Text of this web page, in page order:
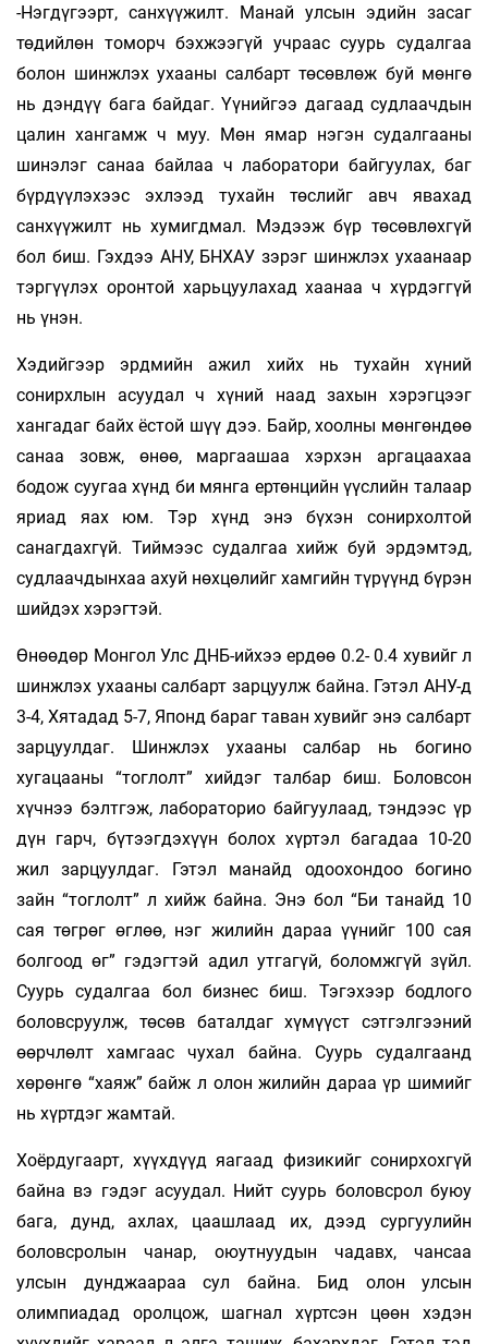
-Нэгдүгээрт, санхүүжилт. Манай улсын эдийн засаг
төдийлөн томорч бэхжээгүй учраас суурь судалгаа
болон шинжлэх ухааны салбарт төсөвлөж буй мөнгө
нь дэндүү бага байдаг. Үүнийгээ дагаад судлаачдын
цалин хангамж ч муу. Мөн ямар нэгэн судалгааны
шинэлэг санаа байлаа ч лаборатори байгуулах, баг
бүрдүүлэхээс эхлээд тухайн төслийг авч явахад
санхүүжилт нь хумигдмал. Мэдээж бүр төсөвлөхгүй
бол биш. Гэхдээ АНУ, БНХАУ зэрэг шинжлэх ухаанаар
тэргүүлэх оронтой харьцуулахад хаанаа ч хүрдэггүй
нь үнэн.
Хэдийгээр эрдмийн ажил хийх нь тухайн хүний
сонирхлын асуудал ч хүний наад захын хэрэгцээг
хангадаг байх ёстой шүү дээ. Байр, хоолны мөнгөндөө
санаа зовж, өнөө, маргаашаа хэрхэн аргацаахаа
бодож суугаа хүнд би мянга ертөнцийн үүслийн талаар
яриад яах юм. Тэр хүнд энэ бүхэн сонирхолтой
санагдахгүй. Тиймээс судалгаа хийж буй эрдэмтэд,
судлаачдынхаа ахуй нөхцөлийг хамгийн түрүүнд бүрэн
шийдэх хэрэгтэй.
Өнөөдөр Монгол Улс ДНБ-ийхээ ердөө 0.2- 0.4 хувийг л
шинжлэх ухааны салбарт зарцуулж байна. Гэтэл АНУ-д
3-4, Хятадад 5-7, Японд бараг таван хувийг энэ салбарт
зарцуулдаг. Шинжлэх ухааны салбар нь богино
хугацааны “тоглолт” хийдэг талбар биш. Боловсон
хүчнээ бэлтгэж, лабораторио байгуулаад, тэндээс үр
дүн гарч, бүтээгдэхүүн болох хүртэл багадаа 10-20
жил зарцуулдаг. Гэтэл манайд одоохондоо богино
зайн “тоглолт” л хийж байна. Энэ бол “Би танайд 10
сая төгрөг өглөө, нэг жилийн дараа үүнийг 100 сая
болгоод өг” гэдэгтэй адил утгагүй, боломжгүй зүйл.
Суурь судалгаа бол бизнес биш. Тэгэхээр бодлого
боловсруулж, төсөв баталдаг хүмүүст сэтгэлгээний
өөрчлөлт хамгаас чухал байна. Суурь судалгаанд
хөрөнгө “хаяж” байж л олон жилийн дараа үр шимийг
нь хүртдэг жамтай.
Хоёрдугаарт, хүүхдүүд яагаад физикийг сонирхохгүй
байна вэ гэдэг асуудал. Нийт суурь боловсрол буюу
бага, дунд, ахлах, цаашлаад их, дээд сургуулийн
боловсролын чанар, оюутнуудын чадавх, чансаа
улсын дунджаараа сул байна. Бид олон улсын
олимпиадад оролцож, шагнал хүртсэн цөөн хэдэн